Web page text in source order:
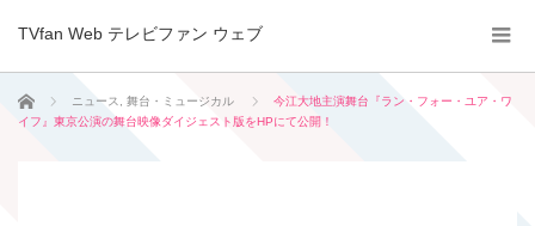
TVfan Web テレビファン ウェブ
ホーム ニュース 舞台・ミュージカル
今江大地主演舞台『ラン・フォー・ユア・ワ
イフ』東京公演の舞台映像ダイジェスト版をHPにて公開！